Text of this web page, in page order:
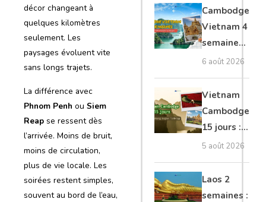
décor changeant à
quelques kilomètres
seulement. Les
paysages évoluent vite
sans longs trajets.
La différence avec
Phnom Penh ou Siem
Reap se ressent dès
l’arrivée. Moins de bruit,
moins de circulation,
plus de vie locale. Les
soirées restent simples,
souvent au bord de l’eau,
loop en
moto, Ninh
Binh, Lan
Cambodge
Vietnam 4
semaines :
Angkor,
Tonkin
secret &
Mékong
6 août 2026
Vietnam
Cambodge
15 jours :
Hanoi,
Mékong,
Angkor,
Tonlé Sap
5 août 2026
Laos 2
semaines :